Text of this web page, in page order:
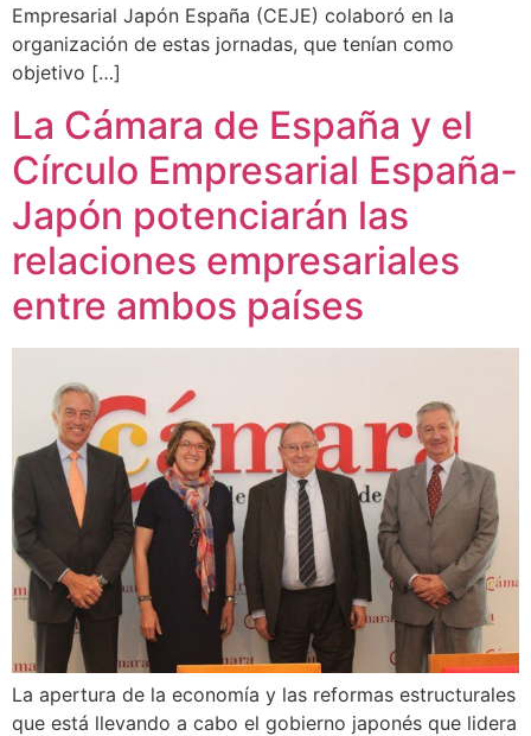
Empresarial Japón España (CEJE) colaboró en la
organización de estas jornadas, que tenían como
objetivo […]
La Cámara de España y el
Círculo Empresarial España-
Japón potenciarán las
relaciones empresariales
entre ambos países
La apertura de la economía y las reformas estructurales
que está llevando a cabo el gobierno japonés que lidera